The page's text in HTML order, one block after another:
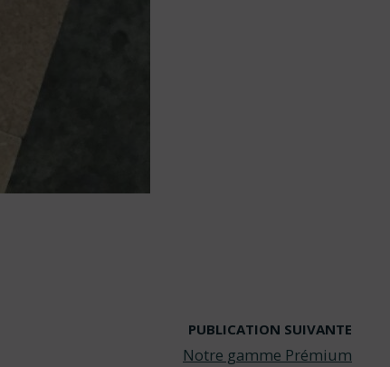
PUBLICATION SUIVANTE
Notre gamme Prémium